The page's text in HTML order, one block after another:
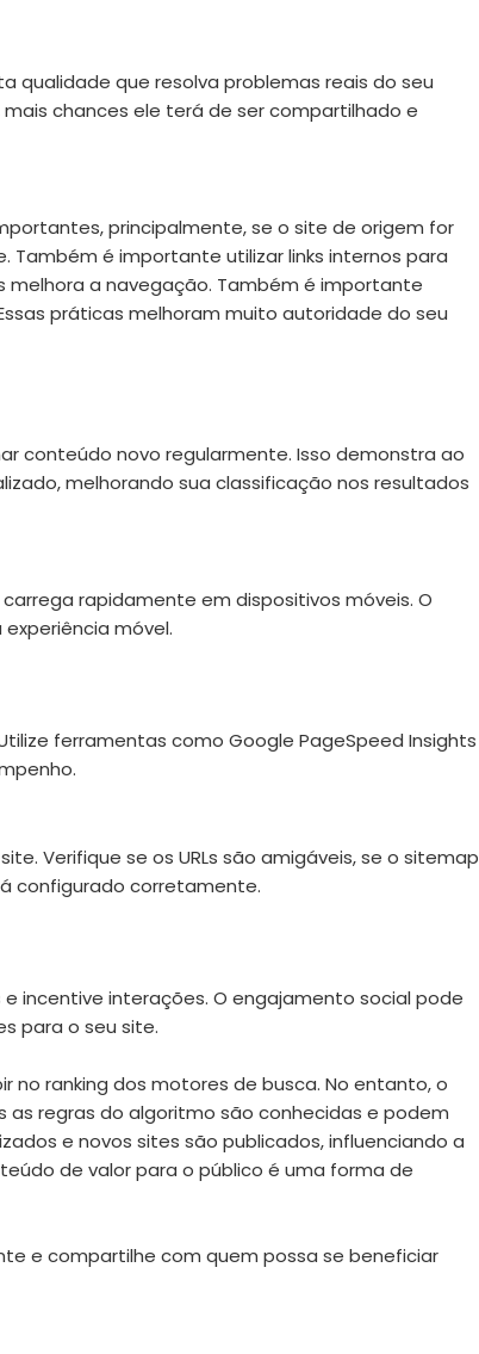
qualidade que resolva problemas reais do seu
chances ele terá de ser compartilhado e
principalmente, se o site de origem for
Também é importante utilizar links internos para
melhora a navegação. Também é importante
práticas melhoram muito autoridade do seu
conteúdo novo regularmente. Isso demonstra ao
melhorando sua classificação nos resultados
rapidamente em dispositivos móveis. O
móvel.
ferramentas como Google PageSpeed Insights
Verifique se os URLs são amigáveis, se o sitemap
configurado corretamente.
incentive interações. O engajamento social pode
para o seu site.
no ranking dos motores de busca. No entanto, o
regras do algoritmo são conhecidas e podem
e novos sites são publicados, influenciando a
de valor para o público é uma forma de
e compartilhe com quem possa se beneficiar